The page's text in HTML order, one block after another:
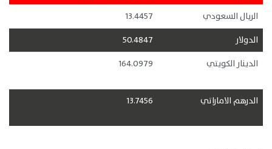
الريال السعودي
13.4457
الدولار
50.4847
الدينار الكويتي
164.0979
الدرهم الاماراتي 13.7456